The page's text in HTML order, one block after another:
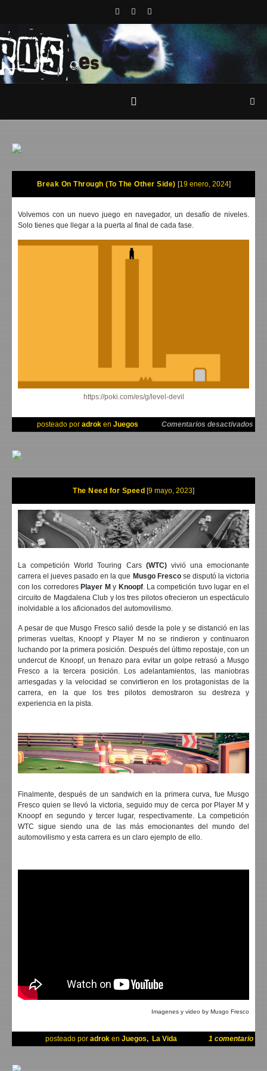
Break On Through (To The Other Side) 19 enero, 2024
Volvemos con un nuevo juego en navegador, un desafío de niveles.
Solo tienes que llegar a la puerta al final de cada fase.
https://poki.com/es/g/level-devil
posteado por adrok en Juegos Comentarios desactivados en
The Need for Speed 9 mayo, 2023
La competición World Touring Cars(WTC) vivió una emocionante
carrera el jueves pasado en la que Musgo Frescose disputó la victoria
con los corredoresPlayer My Knoopf. La competición tuvo lugar en el
circuito de Magdalena Club y los tres pilotos ofrecieron un espectáculo
inolvidable a los aficionados del automovilismo.
A pesar de que Musgo Fresco salió desde la pole y se distanció en las
primeras vueltas, Knoopf y Player M no se rindieron y continuaron
luchando por la primera posición. Después del último repostaje, con un
undercut de Knoopf, un frenazo para evitar un golpe retrasó a Musgo
Fresco a la tercera posición. Los adelantamientos, las maniobras
arriesgadas y la velocidad se convirtieron en los protagonistas de la
carrera, en la que los tres pilotos demostraron su destreza y
experiencia en la pista.
Finalmente, después de un sandwich en la primera curva, fue Musgo
Fresco quien se llevó la victoria, seguido muy de cerca por Player M y
Knoopf en segundo y tercer lugar, respectivamente. La competición
WTC sigue siendo una de las más emocionantes del mundo del
automovilismo y esta carrera es un claro ejemplo de ello.
Imagenes y video by Musgo Fresco
posteado por adrok en Juegos, La Vida 1 comentario